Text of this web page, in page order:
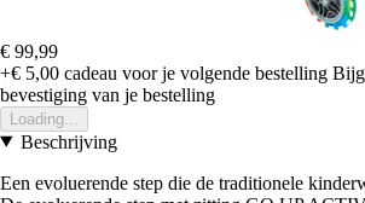
€ 99,99
+€ 5,00 cadeau voor je volgende bestelling
bevestiging van je bestelling
Loading...
Beschrijving
Een evoluerende step die de traditionele